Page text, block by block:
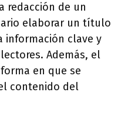
redacción de un
elaborar un título
información clave y
Además, el
en que se
contenido del